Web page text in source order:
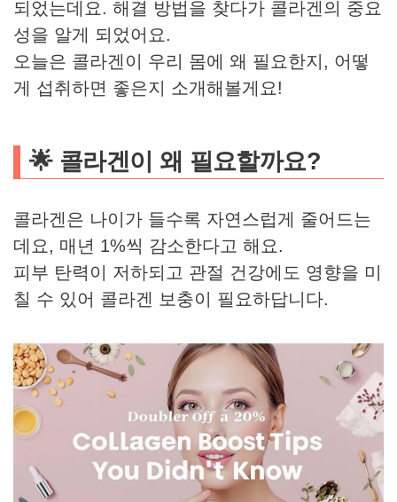
되었는데요. 해결 방법을 찾다가 콜라겐의 중요
성을 알게 되었어요.
오늘은 콜라겐이 우리 몸에 왜 필요한지, 어떻
게 섭취하면 좋은지 소개해볼게요!
🌟 콜라겐이 왜 필요할까요?
콜라겐은 나이가 들수록 자연스럽게 줄어드는
데요, 매년 1%씩 감소한다고 해요.
피부 탄력이 저하되고 관절 건강에도 영향을 미
칠 수 있어 콜라겐 보충이 필요하답니다.